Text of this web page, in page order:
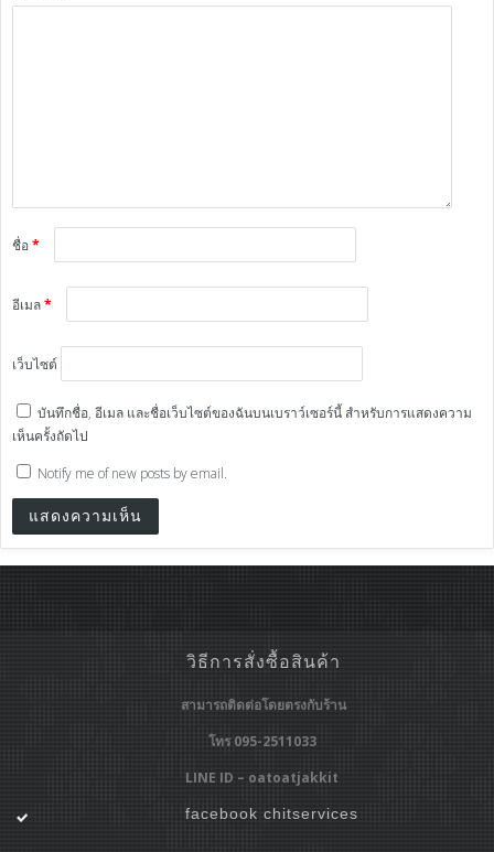
ชื่อ*
อีเมล*
เว็บไซต์
บันทึกชื่อ, อีเมล และชื่อเว็บไซต์ของฉันบนเบราว์เซอร์นี้ สำหรับการแสดงความ
เห็นครั้งถัดไป
Notify me of new posts by email.
วิธีการสั่งซื้อสินค้า
สามารถติดต่อโดยตรงกับร้าน
โทร 095-2511033
LINE ID – oatoatjakkit
facebook chitservices